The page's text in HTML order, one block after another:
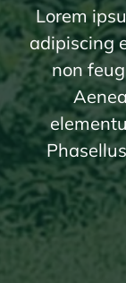
Lorem
adipiscing
non